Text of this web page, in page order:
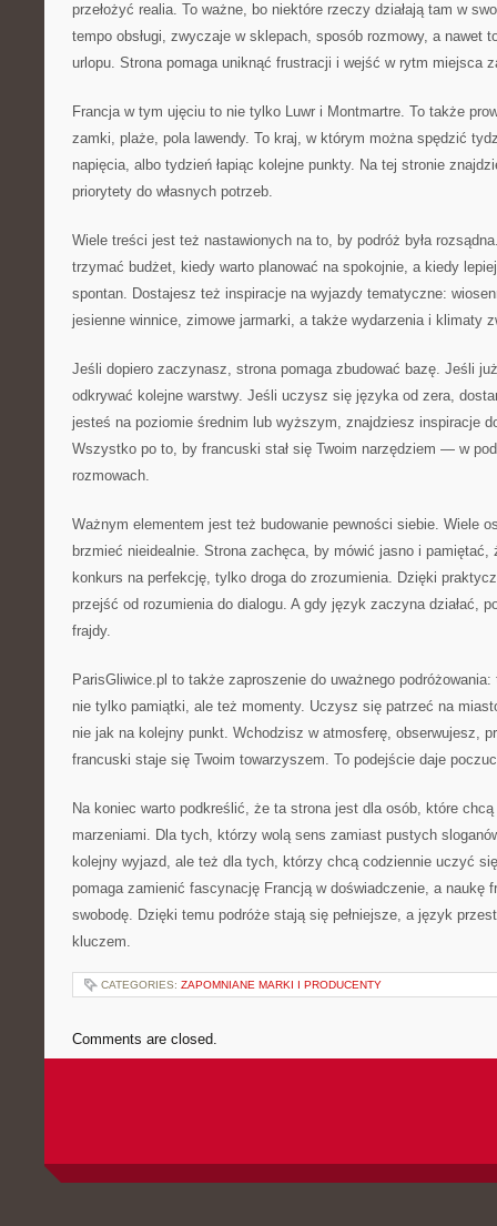
przełożyć realia. To ważne, bo niektóre rzeczy działają tam w
tempo obsługi, zwyczaje w sklepach, sposób rozmowy, a nawet
urlopu. Strona pomaga uniknąć frustracji i wejść w rytm miejsca
Francja w tym ujęciu to nie tylko Luwr i Montmartre. To także
zamki, plaże, pola lawendy. To kraj, w którym można spędzić
napięcia, albo tydzień łapiąc kolejne punkty. Na tej stronie
priorytety do własnych potrzeb.
Wiele treści jest też nastawionych na to, by podróż była
trzymać budżet, kiedy warto planować na spokojnie, a kiedy
spontan. Dostajesz też inspiracje na wyjazdy tematyczne:
jesienne winnice, zimowe jarmarki, a także wydarzenia i klimaty
Jeśli dopiero zaczynasz, strona pomaga zbudować bazę. Jeśli
odkrywać kolejne warstwy. Jeśli uczysz się języka od zera,
jesteś na poziomie średnim lub wyższym, znajdziesz inspiracje
Wszystko po to, by francuski stał się Twoim narzędziem — w
rozmowach.
Ważnym elementem jest też budowanie pewności siebie. Wiele
brzmieć nieidealnie. Strona zachęca, by mówić jasno i pamiętać,
konkurs na perfekcję, tylko droga do zrozumienia. Dzięki
przejść od rozumienia do dialogu. A gdy język zaczyna działać,
frajdy.
ParisGliwice.pl to także zaproszenie do uważnego
nie tylko pamiątki, ale też momenty. Uczysz się patrzeć na
nie jak na kolejny punkt. Wchodzisz w atmosferę, obserwujesz,
francuski staje się Twoim towarzyszem. To podejście daje
Na koniec warto podkreślić, że ta strona jest dla osób, które
marzeniami. Dla tych, którzy wolą sens zamiast pustych
kolejny wyjazd, ale też dla tych, którzy chcą codziennie uczyć
pomaga zamienić fascynację Francją w doświadczenie, a naukę
swobodę. Dzięki temu podróże stają się pełniejsze, a język
kluczem.
CATEGORIES: ZAPOMNIANE MARKI I PRODUCENTY
Comments are closed.